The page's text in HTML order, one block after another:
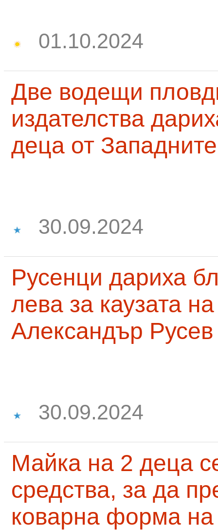
01.10.2024
Две водещи
издателства
деца от
30.09.2024
Русенци дариха
лева за каузата
Александър Русев
30.09.2024
Майка на 2 деца
средства, за да
коварна форма на